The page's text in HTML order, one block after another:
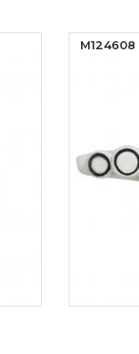
M124608